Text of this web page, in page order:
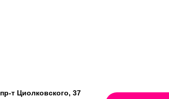
пр-т Циолковского, 37